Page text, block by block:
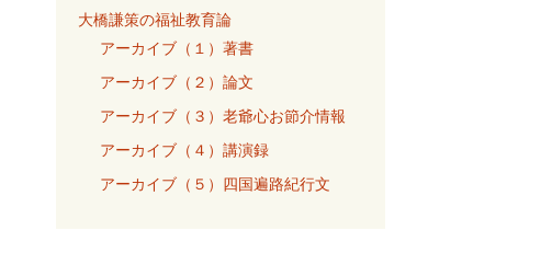
大橋謙策の福祉教育論
アーカイブ（１）著書
アーカイブ（２）論文
アーカイブ（３）老爺心お節介情報
アーカイブ（４）講演録
アーカイブ（５）四国遍路紀行文